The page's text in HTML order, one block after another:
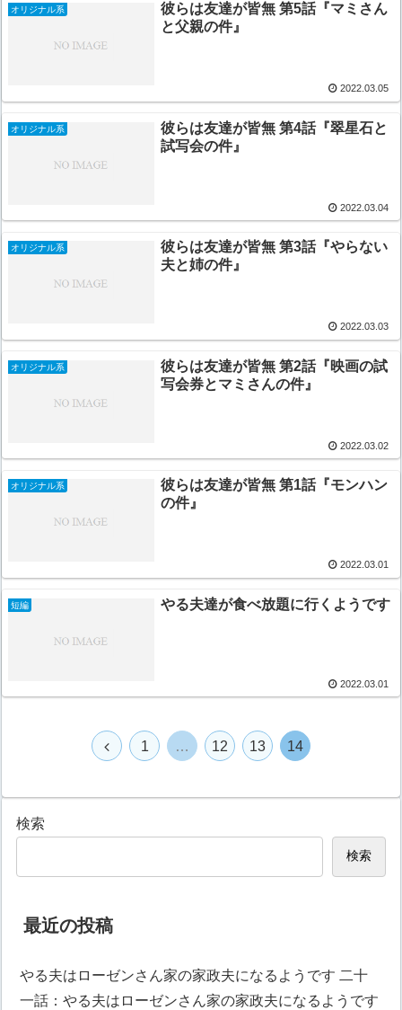
オリジナル系
彼らは友達が皆無 第5話『マミさん
と父親の件』
2022.03.05
オリジナル系
彼らは友達が皆無 第4話『翠星石と
試写会の件』
2022.03.04
オリジナル系
彼らは友達が皆無 第3話『やらない
夫と姉の件』
2022.03.03
オリジナル系
彼らは友達が皆無 第2話『映画の試
写会券とマミさんの件』
2022.03.02
オリジナル系
彼らは友達が皆無 第1話『モンハン
の件』
2022.03.01
短編 やる夫達が食べ放題に行くようです
2022.03.01
1 … 12 13 14
検索
検索
最近の投稿
やる夫はローゼンさん家の家政夫になるようです 二十
一話：やる夫はローゼンさん家の家政夫になるようです